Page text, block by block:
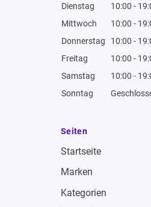
Dienstag
10:00 -
Mittwoch
10:00 -
Donnerstag
10:00 -
Freitag
10:00 -
Samstag
10:00 -
Sonntag
Seiten
Startseite
Marken
Kategorien